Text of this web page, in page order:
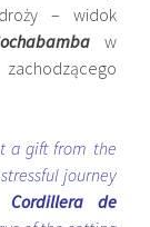
– widok
w
a gift from the
journey
Cordillera de